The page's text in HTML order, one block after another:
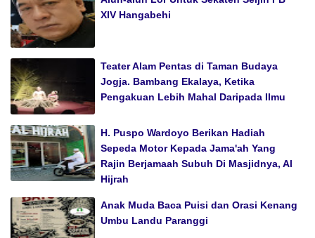
XIV Hangabehi
Teater Alam Pentas di Taman Budaya
Jogja. Bambang Ekalaya, Ketika
Pengakuan Lebih Mahal Daripada Ilmu
H. Puspo Wardoyo Berikan Hadiah
Sepeda Motor Kepada Jama'ah Yang
Rajin Berjamaah Subuh Di Masjidnya, Al
Hijrah
Anak Muda Baca Puisi dan Orasi Kenang
Umbu Landu Paranggi